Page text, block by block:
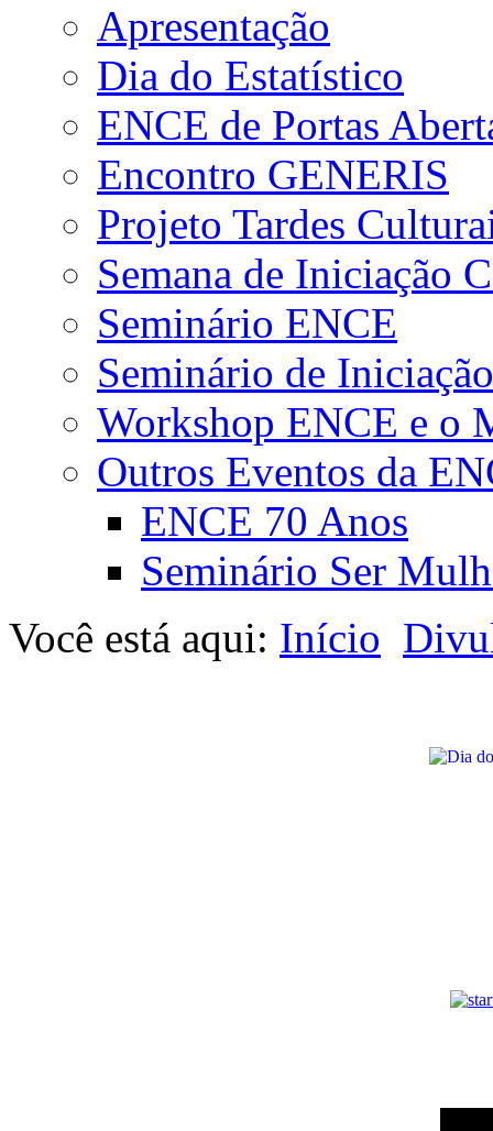
Apresentação
Dia do Estatístico
ENCE de Portas
Encontro GENERIS
Projeto Tardes
Semana de Iniciação
Seminário ENCE
Seminário de
Workshop ENCE e o
Outros Eventos da
ENCE 70 Anos
Seminário Ser
Você está aqui: Início